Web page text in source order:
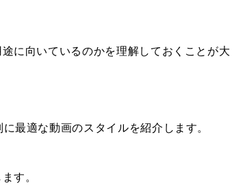
に向いているのかを理解しておくことが大
最適な動画のスタイルを紹介します。
す。